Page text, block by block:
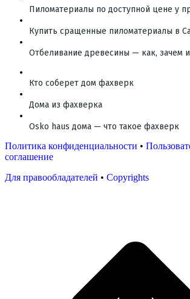
Пиломатериалы по доступной цене у
Купить сращенные пиломатериалы в
Отбеливание древесины — как, зачем
Кто соберет дом фахверк
Дома из фахверка
Osko haus дома — что такое фахверк
Политика конфиденциальности •
соглашение
Для правообладателей • Copyrights